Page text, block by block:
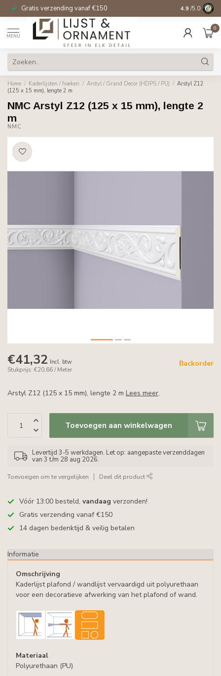
Gratis verzending vanaf €150 14 dagen
4.9 /5.0
MENU
0
Home / Kaderlijsten / hoeken / Arstyl / Grand Decor (HDPS / PU) / Arstyl Z12
(125 x 15 mm), lengte 2 m
NMC Arstyl Z12 (125 x 15 mm), lengte 2
m
NMC
€41,32 Incl. btw
Stukprijs: €20,66 / Meter
Backorder
Arstyl Z12 (125 x 15 mm), lengte 2 m Lees meer.
Toevoegen aan winkelwagen
Levertijd 3-5 werkdagen. Let op: aangepaste verzenddagen
van 3 t/m 28 aug 2026.
Toevoegen om te vergelijken Deel dit product
Vóór 13:00 besteld, vandaag verzonden!
Gratis verzending vanaf €150
14 dagen bedenktijd & veilig betalen
Informatie
Omschrijving
Kaderlijst plafond / wandlijst vervaardigd uit polyurethaan
voor een decoratieve afwerking van het plafond of wand.
Materiaal
Polyurethaan (PU)